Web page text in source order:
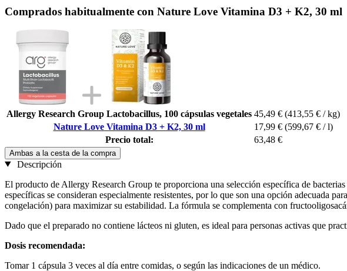
Comprados habitualmente con Nature Love Vitamina D3 + K2, 30 ml
Allergy Research Group Lactobacillus, 100 cápsulas vegetales 45,49 € (413,55 € / kg)
Nature Love Vitamina D3 + K2, 30 ml
17,99 € (599,67 € / l)
Precio total:
63,48 €
Ambas a la cesta de la compra
Descripción
El producto de Allergy Research Group te proporciona una selección específica de
específicas se consideran especialmente resistentes, por lo que son una opción adecuada
congelación) para maximizar su estabilidad. La fórmula se complementa con
Dado que el preparado no contiene lácteos ni gluten, es ideal para personas activas que
Dosis recomendada:
Tomar 1 cápsula 3 veces al día entre comidas, o según las indicaciones de un médico.